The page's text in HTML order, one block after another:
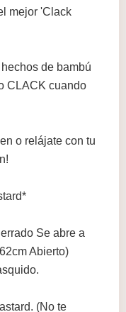
mejor 'Clack
de bambú
CLACK cuando
o relájate con tu
Se abre a
Abierto)
(No te